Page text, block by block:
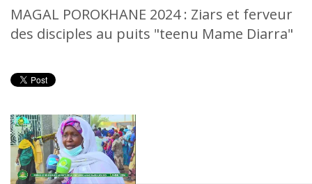
MAGAL POROKHANE 2024 : Ziars et ferveur
des disciples au puits "teenu Mame Diarra"